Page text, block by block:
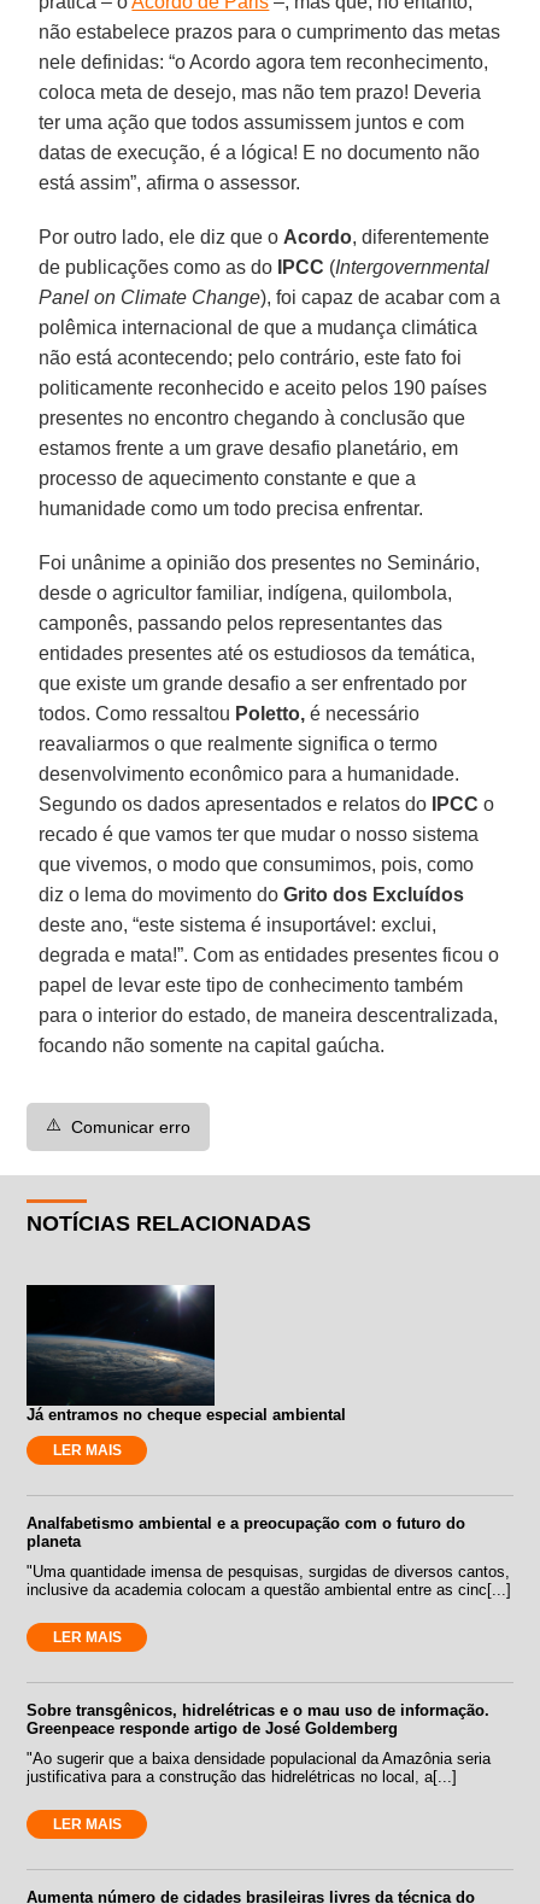
não estabelece prazos para o cumprimento das metas
nele definidas: “o Acordo agora tem reconhecimento,
coloca meta de desejo, mas não tem prazo! Deveria
ter uma ação que todos assumissem juntos e com
datas de execução, é a lógica! E no documento não
está assim”, afirma o assessor.
Por outro lado, ele diz que o Acordo, diferentemente
de publicações como as do
IPCC (Intergovernmental
Panel on Climate Change), foi capaz de acabar com a
polêmica internacional de que a mudança climática
não está acontecendo; pelo contrário, este fato foi
politicamente reconhecido e aceito pelos 190 países
presentes no encontro chegando à conclusão que
estamos frente a um grave desafio planetário, em
processo de aquecimento constante e que a
humanidade como um todo precisa enfrentar.
Foi unânime a opinião dos presentes no Seminário,
desde o agricultor familiar, indígena, quilombola,
camponês, passando pelos representantes das
entidades presentes até os estudiosos da temática,
que existe um grande desafio a ser enfrentado por
todos. Como ressaltou Poletto, é necessário
reavaliarmos o que realmente significa o termo
desenvolvimento econômico para a humanidade.
Segundo os dados apresentados e relatos do
IPCC o
recado é que vamos ter que mudar o nosso sistema
que vivemos, o modo que consumimos, pois, como
diz o lema do movimento doGrito dos Excluídos
deste ano, “este sistema é insuportável: exclui,
degrada e mata!”. Com as entidades presentes ficou o
papel de levar este tipo de conhecimento também
para o interior do estado, de maneira descentralizada,
focando não somente na capital gaúcha.
⚠️ Comunicar erro
NOTÍCIAS RELACIONADAS
Já entramos no cheque especial ambiental
LER MAIS
Analfabetismo ambiental e a preocupação com o futuro do
planeta
"Uma quantidade imensa de pesquisas, surgidas de diversos cantos,
inclusive da academia colocam a questão ambiental entre as cinc[...]
LER MAIS
Sobre transgênicos, hidrelétricas e o mau uso de informação.
Greenpeace responde artigo de José Goldemberg
"Ao sugerir que a baixa densidade populacional da Amazônia seria
justificativa para a construção das hidrelétricas no local, a[...]
LER MAIS
Aumenta número de cidades brasileiras livres da técnica do